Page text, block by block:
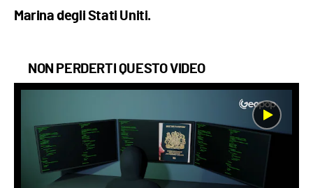
Marina degli Stati Uniti.
NON PERDERTI QUESTO VIDEO